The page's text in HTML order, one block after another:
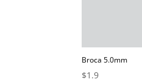
Broca 5.0mm
$1.9